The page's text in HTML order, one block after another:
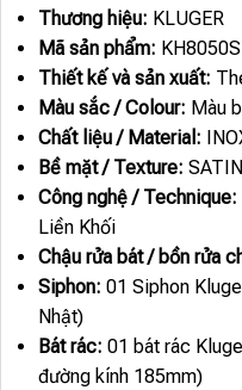
Thương hiệu: KLUGER
Mã sản phẩm:
Thiết kế và sản xuất:
Màu sắc / Colour: Màu
Chất liệu / Material:
Bề mặt / Texture:
Công nghệ / Technique:
Liền Khối
Chậu rửa bát / bồn rửa
Siphon: 01 Siphon
Nhật)
Bát rác: 01 bát rác
đường kính 185mm)